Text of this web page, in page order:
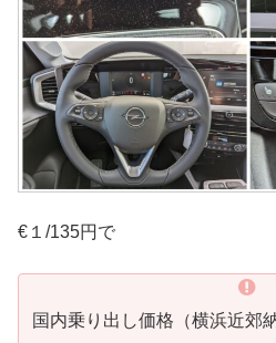
€１/135円で
国内乗り出し価格（横浜近郊